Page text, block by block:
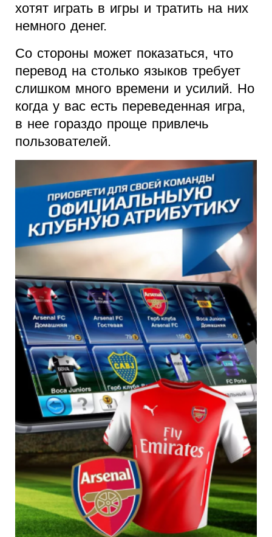
хотят играть в игры и тратить на них
немного денег.
Со стороны может показаться, что
перевод на столько языков требует
слишком много времени и усилий. Но
когда у вас есть переведенная игра,
в нее гораздо проще привлечь
пользователей.